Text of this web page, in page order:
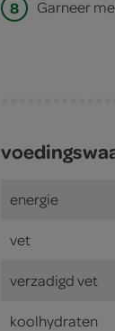
8 Garneer
energie
vet
verzadigd vet
koolhydraten